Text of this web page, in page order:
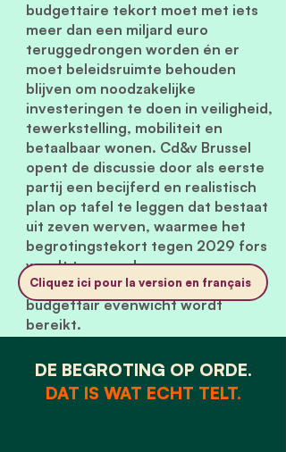
budgettaire tekort moet met iets
meer dan een miljard euro
teruggedrongen worden én er
moet beleidsruimte behouden
blijven om noodzakelijke
investeringen te doen in veiligheid,
tewerkstelling, mobiliteit en
betaalbaar wonen. Cd&v Brussel
opent de discussie door als eerste
partij een becijferd en realistisch
plan op tafel te leggen dat bestaat
uit zeven werven, waarmee het
begrotingstekort tegen 2029 fors
wordt teruggedrongen en
waarmee tegen 2032 een
budgettair evenwicht wordt
bereikt.
Cliquez ici pour la version en français
DE BEGROTING OP ORDE.
DAT IS WAT ECHT TELT.